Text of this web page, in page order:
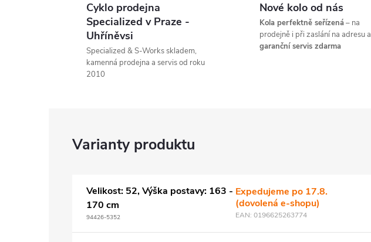
Cyklo prodejna
Specialized v Praze -
Uhříněvsi
Specialized & S-Works skladem,
kamenná prodejna a servis od roku
2010
Nové kolo od nás
Kola perfektně seřízená– na
prodejně i při zaslání na adresu a
garanční servis zdarma
Velikost: 52, Výška postavy: 163 -
170 cm
94426-5352
Expedujeme po 17.8.
(dovolená e-shopu)
EAN: 0196625263774